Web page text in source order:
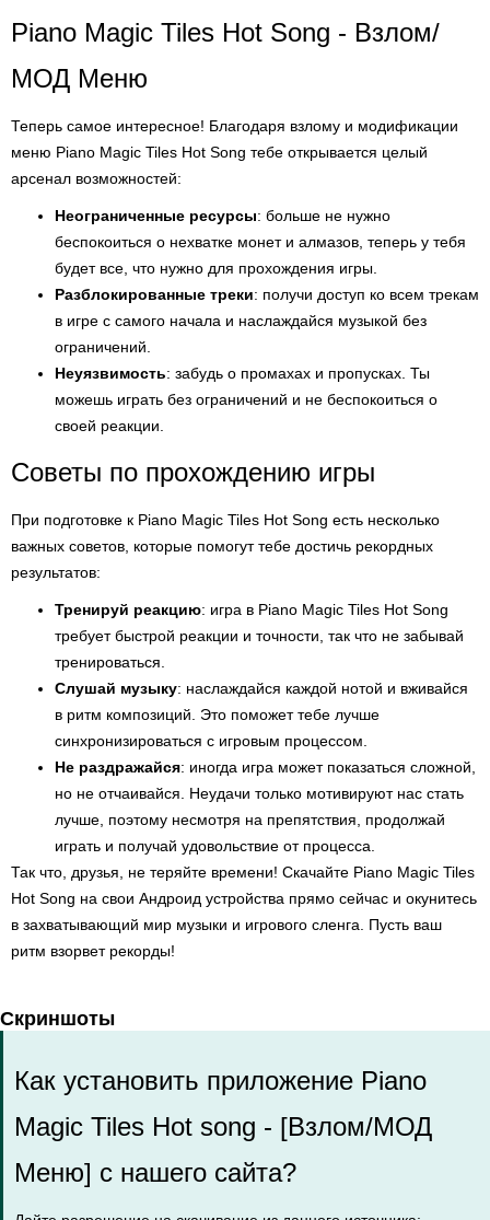
Piano Magic Tiles Hot Song - Взлом/
МОД Меню
Теперь самое интересное! Благодаря взлому и модификации
меню Piano Magic Tiles Hot Song тебе открывается целый
арсенал возможностей:
Неограниченные ресурсы: больше не нужно
беспокоиться о нехватке монет и алмазов, теперь у тебя
будет все, что нужно для прохождения игры.
Разблокированные треки: получи доступ ко всем трекам
в игре с самого начала и наслаждайся музыкой без
ограничений.
Неуязвимость: забудь о промахах и пропусках. Ты
можешь играть без ограничений и не беспокоиться о
своей реакции.
Советы по прохождению игры
При подготовке к Piano Magic Tiles Hot Song есть несколько
важных советов, которые помогут тебе достичь рекордных
результатов:
Тренируй реакцию: игра в Piano Magic Tiles Hot Song
требует быстрой реакции и точности, так что не забывай
тренироваться.
Слушай музыку: наслаждайся каждой нотой и вживайся
в ритм композиций. Это поможет тебе лучше
синхронизироваться с игровым процессом.
Не раздражайся: иногда игра может показаться сложной,
но не отчаивайся. Неудачи только мотивируют нас стать
лучше, поэтому несмотря на препятствия, продолжай
играть и получай удовольствие от процесса.
Так что, друзья, не теряйте времени! Скачайте Piano Magic Tiles
Hot Song на свои Андроид устройства прямо сейчас и окунитесь
в захватывающий мир музыки и игрового сленга. Пусть ваш
ритм взорвет рекорды!
Скриншоты
Как установить приложение Piano
Magic Tiles Hot song - [Взлом/МОД
Меню] с нашего сайта?